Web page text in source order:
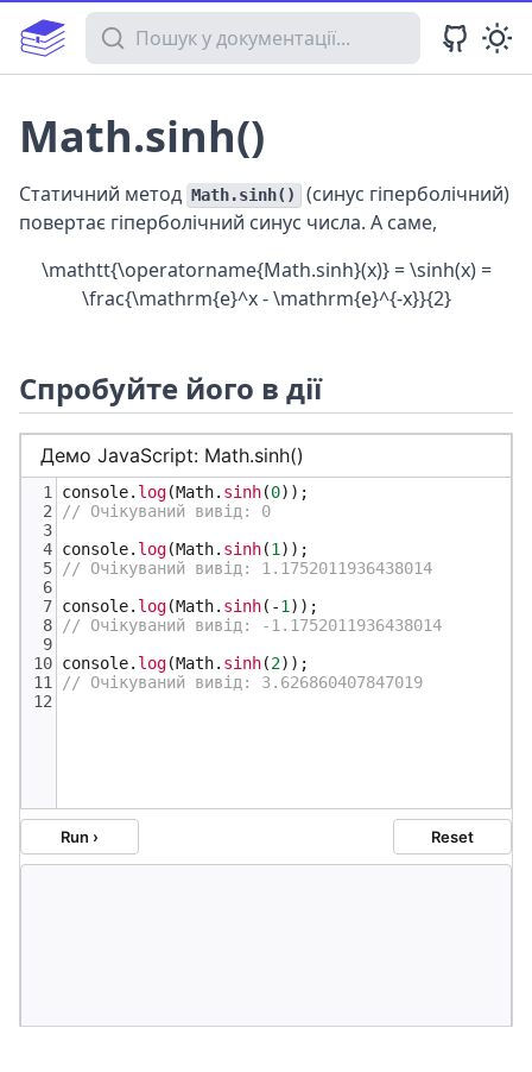
Пошук у документації
Math.sinh()
Статичний метод Math.sinh()
(синус гіперболічний)
повертає гіперболічний синус числа. А саме,
\mathtt{\operatorname{Math.sinh}(x)} = \sinh(x) =
\frac{\mathrm{e}^x - \mathrm{e}^{-x}}{2}
Спробуйте його в дії